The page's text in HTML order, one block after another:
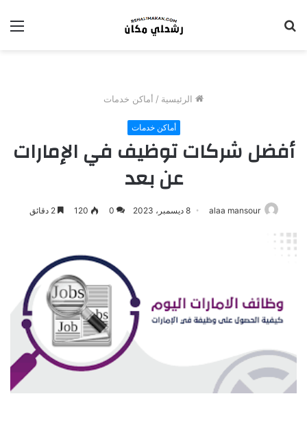
الرئيسية / أماكن خدمات
أماكن خدمات
أفضل شركات توظيف في الإمارات
عن بعد
alaa mansour 8 ديسمبر، 2023 0
120 2 دقائق